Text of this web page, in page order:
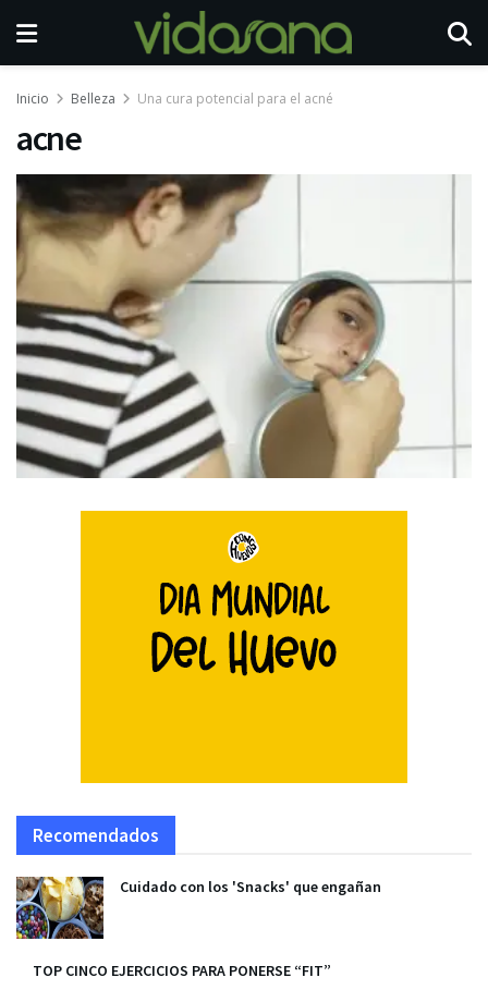
Inicio Belleza Una cura potencial para el acné
acne
Recomendados
Cuidado con los 'Snacks' que engañan
TOP CINCO EJERCICIOS PARA PONERSE “FIT”